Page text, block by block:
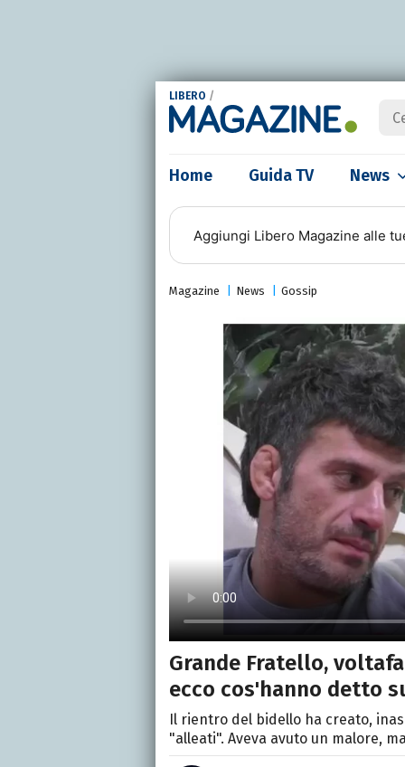
LIBERO /
Home Guida TV News
Aggiungi Libero Magazine alle
Magazine News Gossip
Grande Fratello,
ecco cos'hanno detto
Il rientro del bidello ha creato,
"alleati". Aveva avuto un malore,